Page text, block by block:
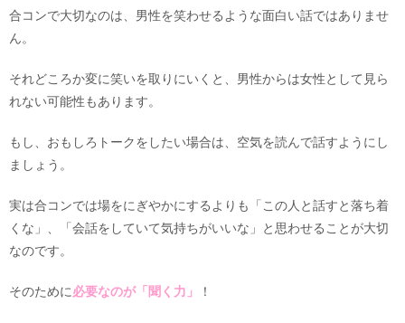
合コンで大切なのは、男性を笑わせるような面白い話ではありませ
ん。
それどころか変に笑いを取りにいくと、男性からは女性として見ら
れない可能性もあります。
もし、おもしろトークをしたい場合は、空気を読んで話すようにし
ましょう。
実は合コンでは場をにぎやかにするよりも「この人と話すと落ち着
くな」、「会話をしていて気持ちがいいな」と思わせることが大切
なのです。
そのために必要なのが「聞く力」 ！